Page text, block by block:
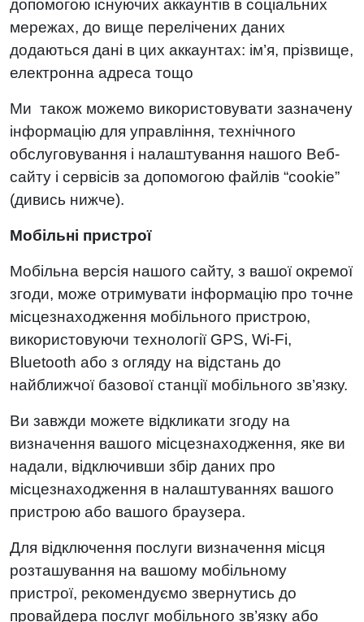
допомогою існуючих аккаунтів в соціальних
мережах, до вище перелічених даних
додаються дані в цих аккаунтах: ім’я, прізвище,
електронна адреса тощо
Ми також можемо використовувати зазначену
інформацію для управління, технічного
обслуговування і налаштування нашого Веб-
сайту і сервісів за допомогою файлів “cookie”
(дивись нижче).
Мобільні пристрої
Мобільна версія нашого сайту, з вашої окремої
згоди, може отримувати інформацію про точне
місцезнаходження мобільного пристрою,
використовуючи технології GPS, Wi-Fi,
Bluetooth або з огляду на відстань до
найближчої базової станції мобільного зв’язку.
Ви завжди можете відкликати згоду на
визначення вашого місцезнаходження, яке ви
надали, відключивши збір даних про
місцезнаходження в налаштуваннях вашого
пристрою або вашого браузера.
Для відключення послуги визначення місця
розташування на вашому мобільному
пристрої, рекомендуємо звернутись до
провайдера послуг мобільного зв’язку або